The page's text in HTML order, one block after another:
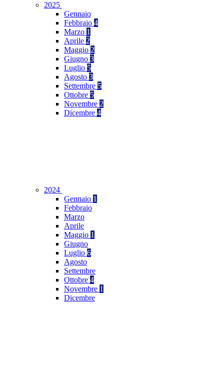
2025
Gennaio
Febbraio 4
Marzo 1
Aprile 2
Maggio 2
Giugno 3
Luglio 5
Agosto 3
Settembre 5
Ottobre 5
Novembre 2
Dicembre 4
2024
Gennaio 1
Febbraio
Marzo
Aprile
Maggio 1
Giugno
Luglio 6
Agosto
Settembre
Ottobre 4
Novembre 1
Dicembre